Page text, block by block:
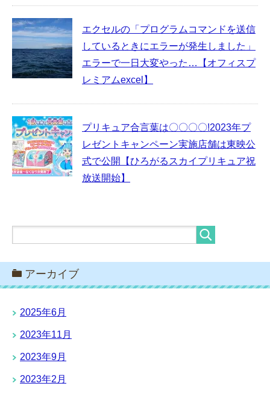
エクセルの「プログラムコマンドを送信
しているときにエラーが発生しました」
エラーで一日大変やった…【オフィスプ
レミアムexcel】
プリキュア合言葉は〇〇〇〇!2023年プ
レゼントキャンペーン実施店舗は東映公
式で公開【ひろがるスカイプリキュア祝
放送開始】
アーカイブ
2025年6月
2023年11月
2023年9月
2023年2月